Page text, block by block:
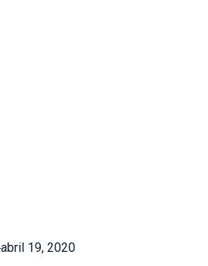
abril 19, 2020